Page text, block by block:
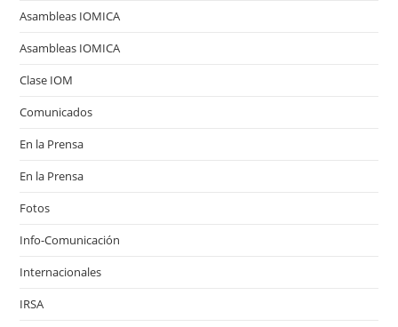
Asambleas IOMICA
Asambleas IOMICA
Clase IOM
Comunicados
En la Prensa
En la Prensa
Fotos
Info-Comunicación
Internacionales
IRSA